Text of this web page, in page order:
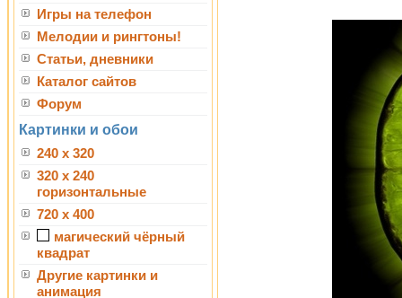
Игры на телефон
Мелодии и рингтоны!
Статьи, дневники
Каталог сайтов
Форум
Картинки и обои
240 x 320
320 x 240
горизонтальные
720 x 400
магический чёрный
квадрат
Другие картинки и
анимация